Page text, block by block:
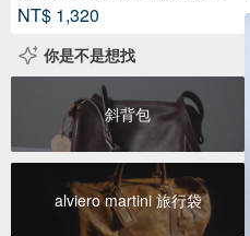
NT$ 1,320
你是不是想找
斜背包
alviero martini 旅行袋